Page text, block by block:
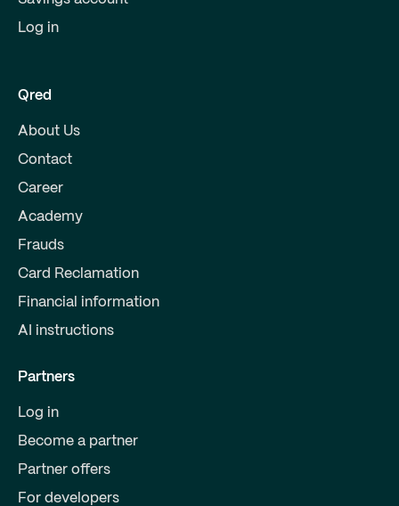
Log in
Qred
About Us
Contact
Career
Academy
Frauds
Card Reclamation
Financial information
AI instructions
Partners
Log in
Become a partner
Partner offers
For developers